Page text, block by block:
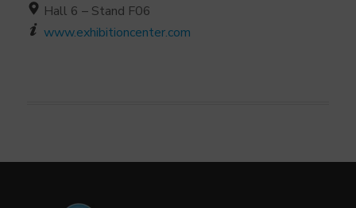
Hall 6 – Stand F06
www.exhibitioncenter.com